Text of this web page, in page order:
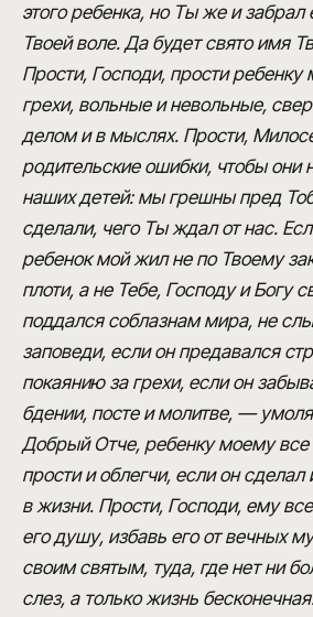
этого ребенка, но Ты же и забрал
Твоей воле. Да будет свято имя
Прости, Господи, прости ребенку
грехи, вольные и невольные,
делом и в мыслях. Прости,
родительские ошибки, чтобы они
наших детей: мы грешны пред
сделали, чего Ты ждал от нас.
ребенок мой жил не по Твоему
плоти, а не Тебе, Господу и Богу
поддался соблазнам мира, не
заповеди, если он предавался
покаянию за грехи, если он
бдении, посте и молитве, —
Добрый Отче, ребенку моему все
прости и облегчи, если он
в жизни. Прости, Господи, ему
его душу, избавь его от вечных
своим святым, туда, где нет ни
слез, а только жизнь